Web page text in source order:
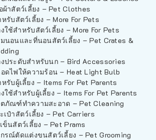
ผ้าสัตว์เลี้ยง – Pet Clothes
รับสัตว์เลี้ยง – More For Pets
ใช้สำหรับสัตว์เลี้ยง – More For Pets
นอนและที่นอนสัตว์เลี้ยง – Pet Crates &
ประดับสำหรับนก – Bird Accessories
ดไฟให้ความร้อน – Heat Light Bulb
รับผู้เลี้ยง – Items For Pet Parents
ใช้สำหรับผู้เลี้ยง – Items For Pet Parents
ภัณฑ์ทำความสะอาด – Pet Cleaning
เป๋าสัตว์เลี้ยง – Pet Carriers
ข็นสัตว์เลี้ยง – Pet Prams
รณ์ตัดแต่งขนสัตว์เลี้ยง – Pet Grooming